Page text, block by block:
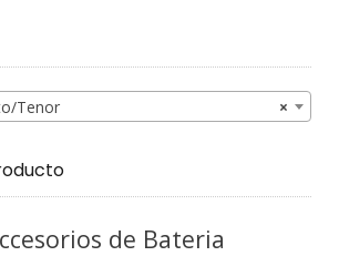
×
Tenor
de Bateria